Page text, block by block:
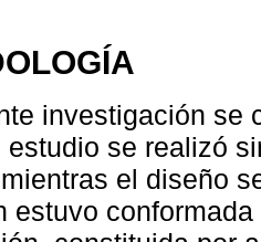
investigación se
estudio se realizó
el diseño
estuvo